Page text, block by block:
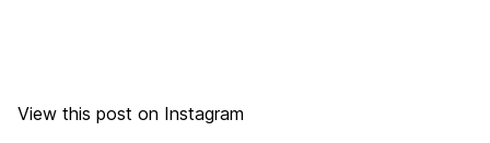
View this post on Instagram